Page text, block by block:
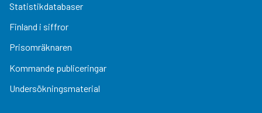
Statistikdatabaser
Finland i siffror
Prisomräknaren
Kommande publiceringar
Undersökningsmaterial